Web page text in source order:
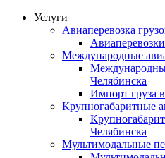
Услуги
Авиаперевозка
Международные
Челябинска
Импорт груза
Крупногабаритные
Челябинска
Мультимодальные